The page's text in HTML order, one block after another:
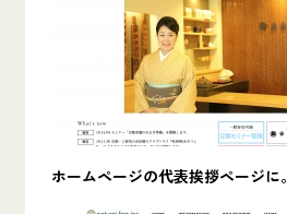
ホームページの代表挨拶ページに。